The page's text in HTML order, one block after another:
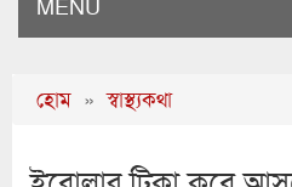
MENU
হোম » স্বাস্থ্যকথা